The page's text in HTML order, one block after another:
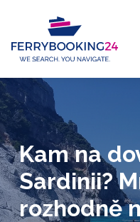
Kam na
Sardinii?
rozhodně